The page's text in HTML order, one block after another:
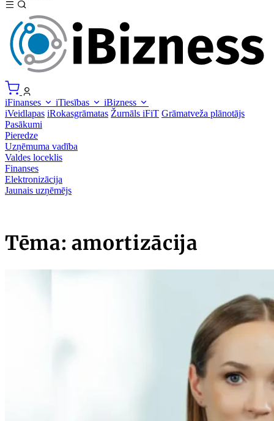
iFinanses iTiesības
iBizness
iVeidlapas iRokasgrāmatas Žurnāls iFiT Grāmatveža plānotājs
Pasākumi
Pieredze
Uzņēmuma vadība
Valdes loceklis
Finanses
Elektronizācija
Jaunais uzņēmējs
Tēma: amortizācija